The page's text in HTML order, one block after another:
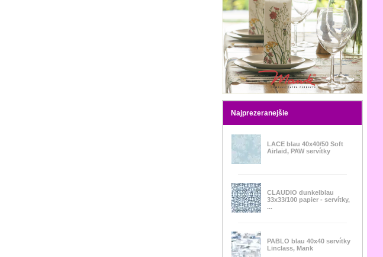
Najprezeranejšie
LACE blau 40x40/50 Soft
Airlaid, PAW servítky
CLAUDIO dunkelblau
33x33/100 papier - servítky,
...
PABLO blau 40x40 servítky
Linclass, Mank